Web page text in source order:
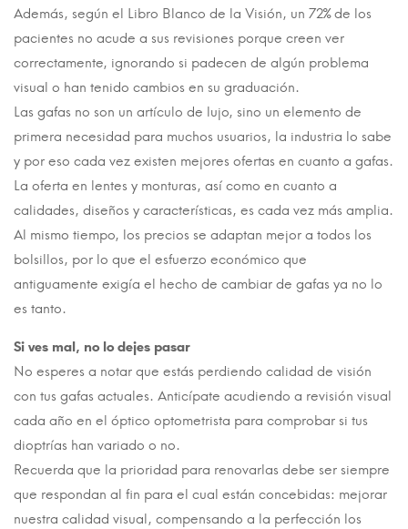
Además, según el Libro Blanco de la Visión, un 72% de los
pacientes no acude a sus revisiones porque creen ver
correctamente, ignorando si padecen de algún problema
visual o han tenido cambios en su graduación.
Las gafas no son un artículo de lujo, sino un elemento de
primera necesidad para muchos usuarios, la industria lo sabe
y por eso cada vez existen mejores ofertas en cuanto a gafas.
La oferta en lentes y monturas, así como en cuanto a
calidades, diseños y características, es cada vez más amplia.
Al mismo tiempo, los precios se adaptan mejor a todos los
bolsillos, por lo que el esfuerzo económico que
antiguamente exigía el hecho de cambiar de gafas ya no lo
es tanto.
Si ves mal, no lo dejes pasar
No esperes a notar que estás perdiendo calidad de visión
con tus gafas actuales. Anticípate acudiendo a revisión visual
cada año en el óptico optometrista para comprobar si tus
dioptrías han variado o no.
Recuerda que la prioridad para renovarlas debe ser siempre
que respondan al fin para el cual están concebidas: mejorar
nuestra calidad visual, compensando a la perfección los